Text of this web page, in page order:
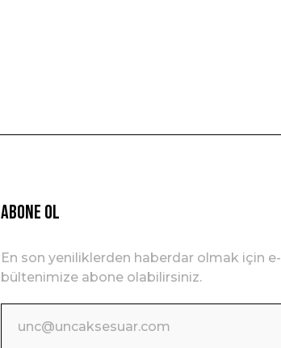
ABONE OL
En son yeniliklerden haberdar olmak için e-
bültenimize abone olabilirsiniz.